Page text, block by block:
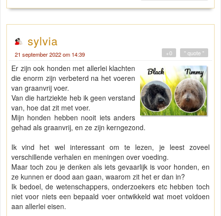
sylvia
21 september 2022 om 14:39 " quote "
+0
Er zijn ook honden met allerlei klachten
die enorm zijn verbeterd na het voeren
van graanvrij voer.
Van die hartziekte heb ik geen verstand
van, hoe dat zit met voer.
Mijn honden hebben nooit iets anders
gehad als graanvrij, en ze zijn kerngezond.
Ik vind het wel interessant om te lezen, je leest zoveel
verschillende verhalen en meningen over voeding.
Maar toch zou je denken als iets gevaarlijk is voor honden, en
ze kunnen er dood aan gaan, waarom zit het er dan in?
Ik bedoel, de wetenschappers, onderzoekers etc hebben toch
niet voor niets een bepaald voer ontwikkeld wat moet voldoen
aan allerlei eisen.